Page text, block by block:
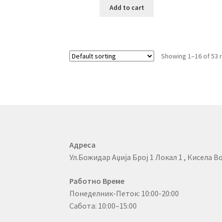
Add to cart
Showing 1–16 of 53
Адреса
Ул.Божидар Аџија Број 1 Локал 1 , Кисела
Работно Време
Понеделник-Петок: 10:00-20:00
Сабота: 10:00–15:00